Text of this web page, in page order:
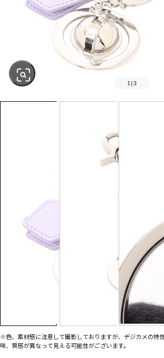
1 |3
※色、素材感に注意して撮影しておりますが、デジカメの特
味、質感が異なって見える可能性がございます。